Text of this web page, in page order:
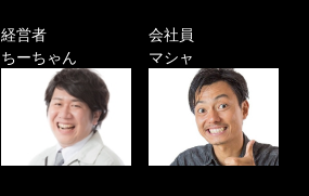
経営者
ちーちゃん
会社員
マシャ